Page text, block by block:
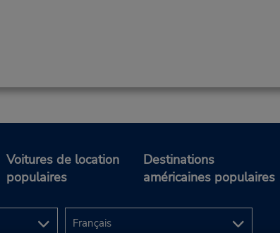
Voitures de location
populaires
Destinations
américaines populaires